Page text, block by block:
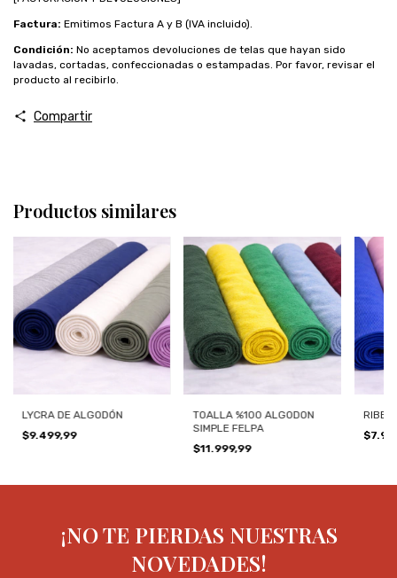
Factura: Emitimos Factura A y B (IVA incluido).
Condición: No aceptamos devoluciones de telas que hayan sido
lavadas, cortadas, confeccionadas o estampadas. Por favor, revisar el
producto al recibirlo.
Compartir
Productos similares
LYCRA DE ALGODÓN
$9.499,99
TOALLA %100 ALGODON
SIMPLE FELPA
$11.999,99
RIBB
¡NO TE PIERDAS NUESTRAS
NOVEDADES!